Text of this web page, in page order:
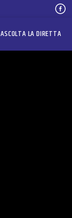
ASCOLTA LA DIRETTA